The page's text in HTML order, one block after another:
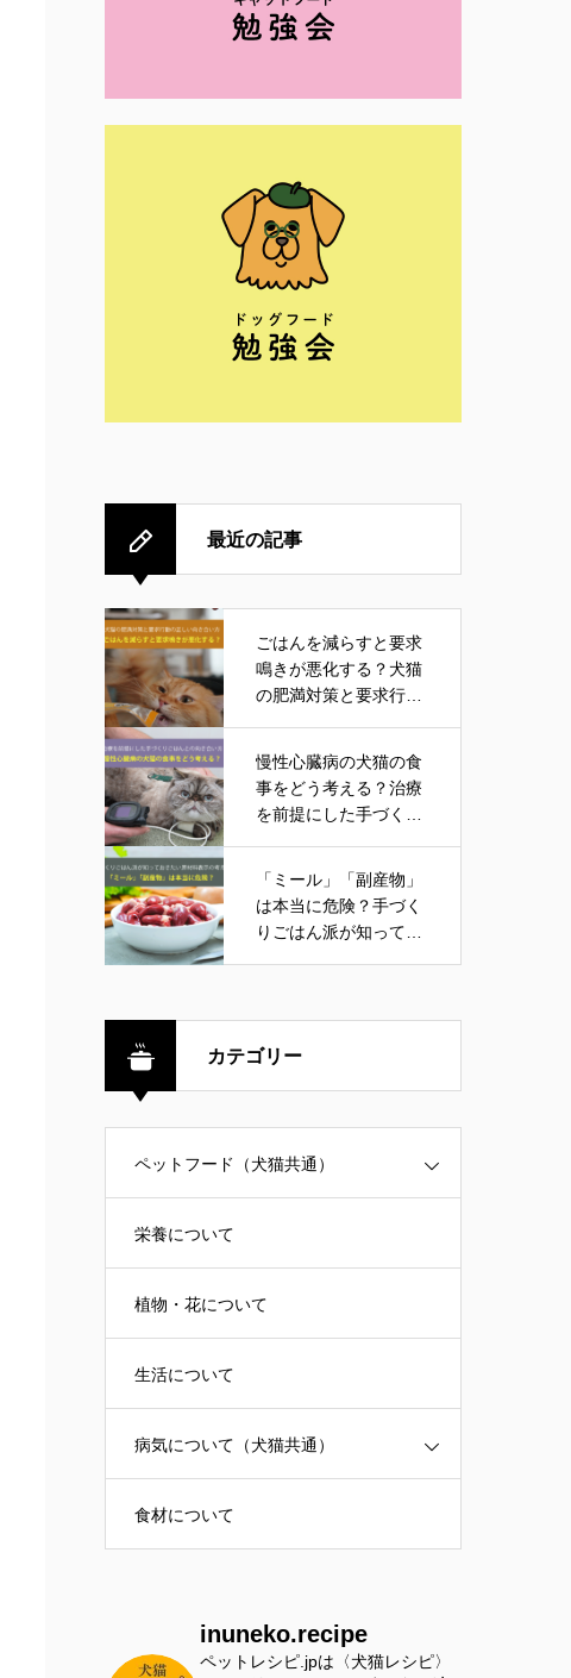
最近の記事
ごはんを減らすと要求
鳴きが悪化する？犬猫
の肥満対策と要求行動
慢性心臓病の犬猫の食
事をどう考える？治療
を前提にした手づくり
「ミール」「副産物」
は本当に危険？手づく
りごはん派が知ってお
カテゴリー
ペットフード（犬猫共通）
栄養について
植物・花について
生活について
病気について（犬猫共通）
食材について
inuneko.recipe
ペットレシピ.jpは〈犬猫レシピ〉